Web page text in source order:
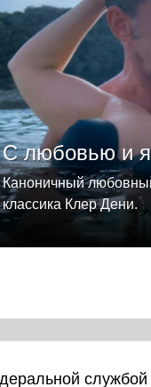
С любовью и
Каноничный
классика Клер Дени.